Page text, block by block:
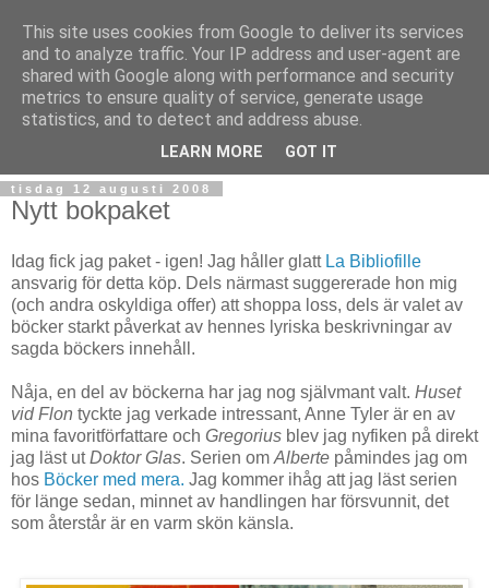
tisdag 12 augusti 2008
Nytt bokpaket
Idag fick jag paket - igen! Jag håller glatt La Bibliofille
ansvarig för detta köp. Dels närmast suggererade hon mig
(och andra oskyldiga offer) att shoppa loss, dels är valet av
böcker starkt påverkat av hennes lyriska beskrivningar av
sagda böckers innehåll.
Nåja, en del av böckerna har jag nog självmant valt. Huset
vid Flon tyckte jag verkade intressant, Anne Tyler är en av
mina favoritförfattare och Gregorius blev jag nyfiken på direkt
jag läst utDoktor Glas. Serien omAlberte påmindes jag om
hos Böcker med mera. Jag kommer ihåg att jag läst serien
för länge sedan, minnet av handlingen har försvunnit, det
som återstår är en varm skön känsla.
This site uses cookies from Google to deliver its services
and to analyze traffic. Your IP address and user-agent are
shared with Google along with performance and security
metrics to ensure quality of service, generate usage
statistics, and to detect and address abuse.
LEARN MORE GOT IT